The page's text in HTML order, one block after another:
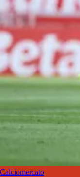
Calciomercato